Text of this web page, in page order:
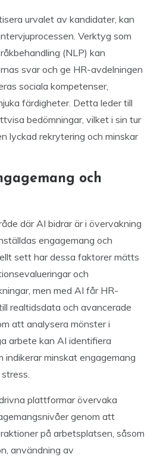
urvalet av kandidater, kan
Verktyg som
(NLP) kan
svar och ge HR-avdelningen
sociala kompetenser,
färdigheter. Detta leder till
bedömningar, vilket i sin tur
lyckad rekrytering och minskar
och
där AI bidrar är i övervakning
engagemang och
sett har dessa faktorer mätts
och
men med AI får HR-
realtidsdata och avancerade
att analysera mönster i
arbete kan AI identifiera
indikerar minskat engagemang
plattformar övervaka
genom att
på arbetsplatsen, såsom
användning av